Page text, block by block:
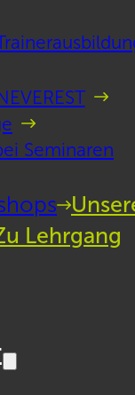
Seminaren
Lehrgang